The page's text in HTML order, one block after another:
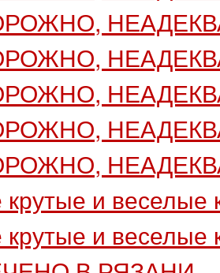
крутые и веселые
крутые и веселые